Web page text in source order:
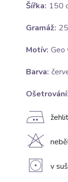
Šířka: 150
Gramáž:
Motív: Geo
Barva:
Ošetrování:
E
H
V v